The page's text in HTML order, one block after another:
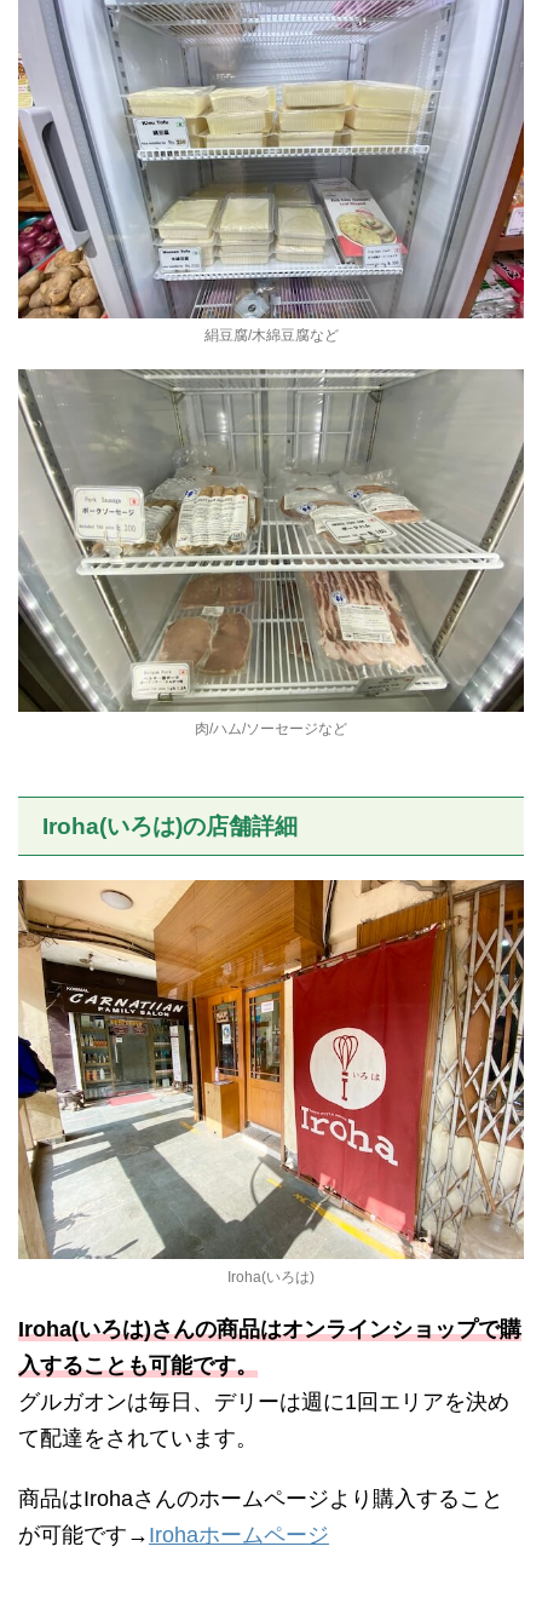
絹豆腐/木綿豆腐など
肉/ハム/ソーセージなど
Iroha(いろは)の店舗詳細
Iroha(いろは)
Iroha(いろは)さんの商品はオンラインショップで購
入することも可能です。
グルガオンは毎日、デリーは週に1回エリアを決め
て配達をされています。
商品はIrohaさんのホームページより購入すること
が可能です→ Irohaホームページ
ご相談はこちら